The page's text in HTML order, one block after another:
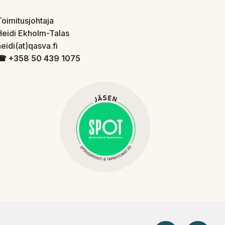
Ekholm-Talas
+358 50 439 1075